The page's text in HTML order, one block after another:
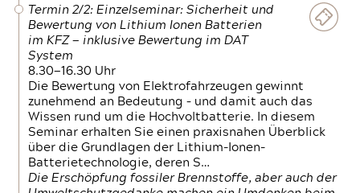
Termin 2/2: Einzelseminar: Sicherheit und
Bewertung von Lithium Ionen Batterien
im KFZ — inklusive Bewertung im DAT
System
8.30—16.30 Uhr
Die Bewertung von Elektrofahrzeugen gewinnt
zunehmend an Bedeutung – und damit auch das
Wissen rund um die Hochvoltbatterie. In diesem
Seminar erhalten Sie einen praxisnahen Überblick
über die Grundlagen der Lithium-Ionen-
Batterietechnologie, deren S…
Die Erschöpfung fossiler Brennstoffe, aber auch der